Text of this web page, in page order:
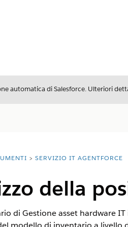
automatica di Salesforce. Ulteriori
SERVIZIO IT AGENTFORCE
della
di Gestione asset hardware